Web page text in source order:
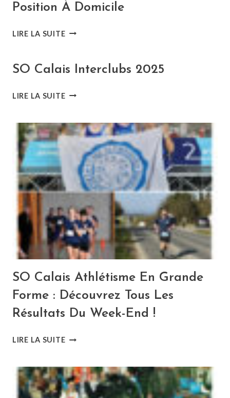
Position À Domicile
LIRE LA SUITERÉSULTATS
DE
N2A
MIXTE
CALAIS
ATHLÉTISME
EN
3E
POSITION
À
DOMICILE
SO Calais Interclubs 2025
LIRE LA SUITESO
2025
SO Calais Athlétisme En Grande
Forme : Découvrez Tous Les
Résultats Du Week-End !
LIRE LA SUITESO
EN
GRANDE